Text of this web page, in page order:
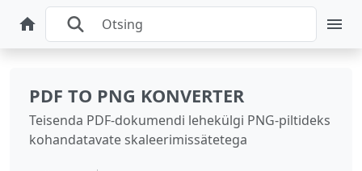
PDF TO PNG KONVERTER
Teisenda PDF-dokumendi lehekülgi PNG-piltideks
kohandatavate skaleerimissätetega